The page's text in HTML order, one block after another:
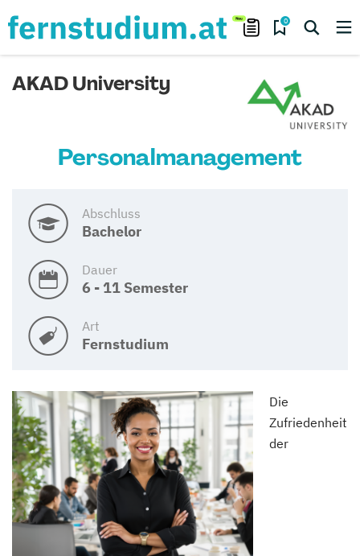
0
AKAD University
Personalmanagement
Abschluss
Bachelor
Dauer
6 - 11 Semester
Art
Fernstudium
Die
Zufriedenheit
der